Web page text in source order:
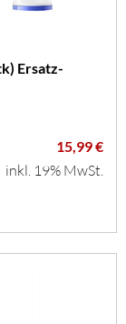
Ersatz-
15,99 €
inkl. 19% MwSt.